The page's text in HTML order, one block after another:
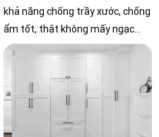
khả năng chống trầy xước, chống
ẩm tốt, thật không mấy ngạc
nhiên khi tủ gỗ công nghiệp đang
trở thành xu hướng thiết kế nội
thất trong những năm gần đây.